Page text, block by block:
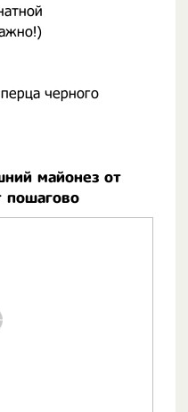
черного
майонез от
пошагово